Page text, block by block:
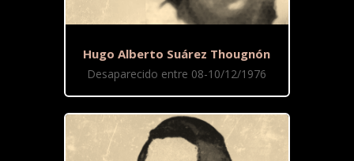
Hugo Alberto Suárez Thougnón
Desaparecido entre 08-10/12/1976